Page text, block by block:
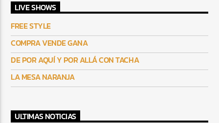
LIVE SHOWS
FREE STYLE
COMPRA VENDE GANA
DE POR AQUÍ Y POR ALLÁ CON TACHA
LA MESA NARANJA
ULTIMAS NOTICIAS